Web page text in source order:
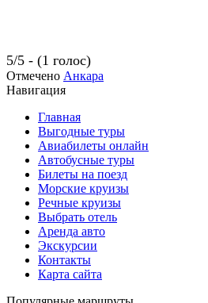
5/5 - (1 голос)
Отмечено Анкара
Навигация
Главная
Выгодные туры
Авиабилеты онлайн
Автобусные туры
Билеты на поезд
Морские круизы
Речные круизы
Выбрать отель
Аренда авто
Экскурсии
Контакты
Карта сайта